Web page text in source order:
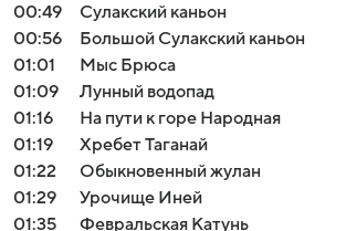
00:49
Сулакский каньон
00:56
Большой Сулакский каньон
01:01
Мыс Брюса
01:09
Лунный водопад
01:16
На пути к горе Народная
01:19
Хребет Таганай
01:22
Обыкновенный жулан
01:29
Урочище Иней
01:35
Февральская Катунь